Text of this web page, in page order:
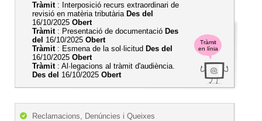
Tràmit
en línia
Tràmit: Interposició recurs extraordinari de
revisió en matèria tributària Des del
16/10/2025 Obert
Tràmit: Presentació de documentació Des
del 16/10/2025 Obert
Tràmit: Esmena de la sol·licitud Des del
16/10/2025 Obert
Tràmit: Al·legacions al tràmit d'audiència.
Des del 16/10/2025 Obert
Reclamacions, Denúncies i Queixes